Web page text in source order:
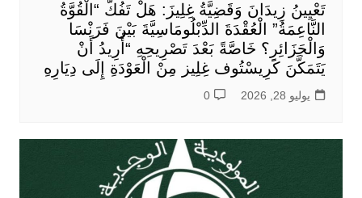
تَعْيِينُ زِيدَانَ وَقَضِيَّةُ غِلِيزَ: هَلْ تَفُكُّ “الْقُوَّةُ
النَّاعِمَةُ” الْعُقْدَةَ الدِّبْلُومَاسِيَّةَ بَيْنَ فَرَنْسَا
وَالْجَزَائِرِ؟ خَاصَّةً بَعْدَ تَصْرِيحِهِ “أُرِيدُ أَنْ
يَتَمَكَّنَ كَرِيسْتُوف غِلِيز مِنْ الْعَوْدَةِ إِلَى دِيَارِهِ
يوليو 28, 2026 0